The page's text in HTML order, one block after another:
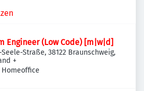
Engineer (Low Code) [m|w|d]
Straße, 38122 Braunschweig,
+